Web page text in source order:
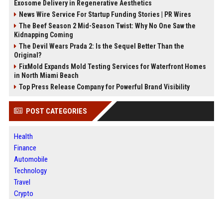
Exosome Delivery in Regenerative Aesthetics
News Wire Service For Startup Funding Stories | PR Wires
The Beef Season 2 Mid-Season Twist: Why No One Saw the
Kidnapping Coming
The Devil Wears Prada 2: Is the Sequel Better Than the
Original?
FixMold Expands Mold Testing Services for Waterfront Homes
in North Miami Beach
Top Press Release Company for Powerful Brand Visibility
POST CATEGORIES
Health
Finance
Automobile
Technology
Travel
Crypto